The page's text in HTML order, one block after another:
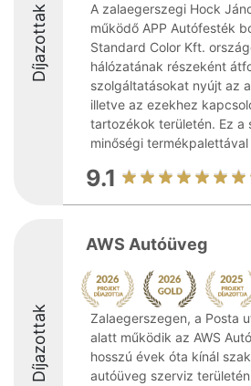
Díjazottak
A zalaegerszegi Hock
működő APP Autófesték
Standard Color Kft.
hálózatának részeként
szolgáltatásokat nyújt az
illetve az ezekhez
tartozékok területén. Ez a
minőségi termékpalettával
9.1
Díjazottak
AWS Autóüveg
Zalaegerszegen, a Posta
alatt működik az AWS
hosszú évek óta kínál
autóüveg szerviz